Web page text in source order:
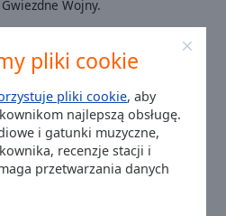
pliki cookie
pliki cookie, aby
najlepszą obsługę.
i gatunki muzyczne,
recenzje stacji i
przetwarzania danych
Wojny.
Bajorek 18.12.2020